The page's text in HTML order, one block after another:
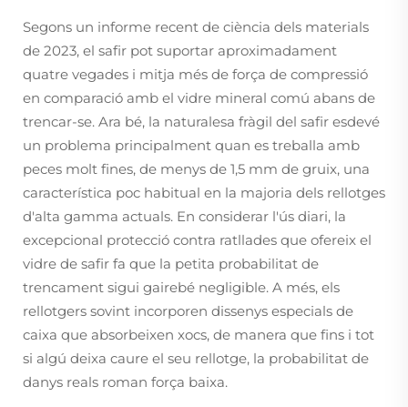
Segons un informe recent de ciència dels materials
de 2023, el safir pot suportar aproximadament
quatre vegades i mitja més de força de compressió
en comparació amb el vidre mineral comú abans de
trencar-se. Ara bé, la naturalesa fràgil del safir esdevé
un problema principalment quan es treballa amb
peces molt fines, de menys de 1,5 mm de gruix, una
característica poc habitual en la majoria dels rellotges
d'alta gamma actuals. En considerar l'ús diari, la
excepcional protecció contra ratllades que ofereix el
vidre de safir fa que la petita probabilitat de
trencament sigui gairebé negligible. A més, els
rellotgers sovint incorporen dissenys especials de
caixa que absorbeixen xocs, de manera que fins i tot
si algú deixa caure el seu rellotge, la probabilitat de
danys reals roman força baixa.